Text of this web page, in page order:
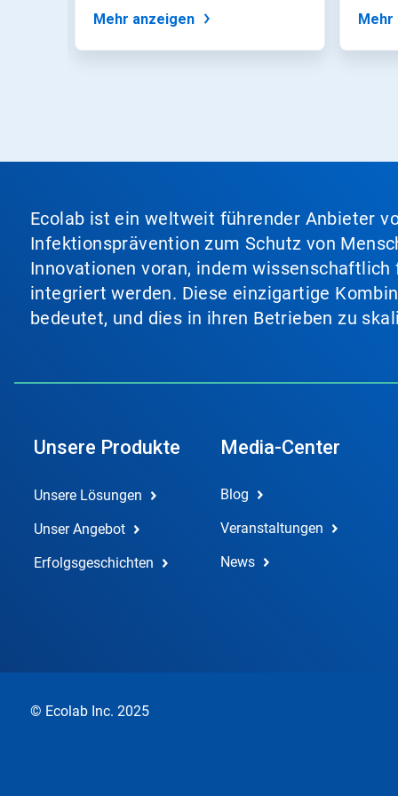
Mehr anzeigen Mehr
Ecolab ist ein weltweit führender Anbieter
Infektionsprävention zum Schutz von
Innovationen voran, indem
integriert werden. Diese einzigartige
bedeutet, und dies in ihren Betrieben zu
Unsere Produkte
Unsere Lösungen
Unser Angebot
Erfolgsgeschichten
Media-Center
Blog
Veranstaltungen
News
© Ecolab Inc. 2025